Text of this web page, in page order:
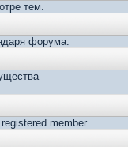
тем.
форума.
member.